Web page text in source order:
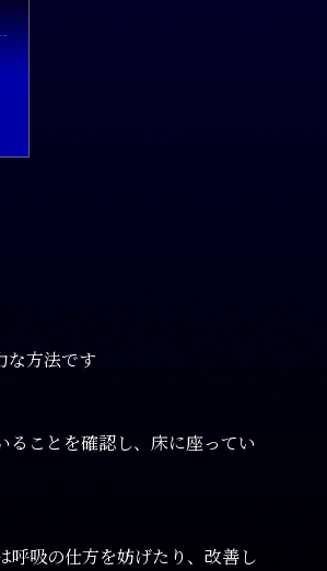
な方法です
ることを確認し、床に座ってい
呼吸の仕方を妨げたり、改善し